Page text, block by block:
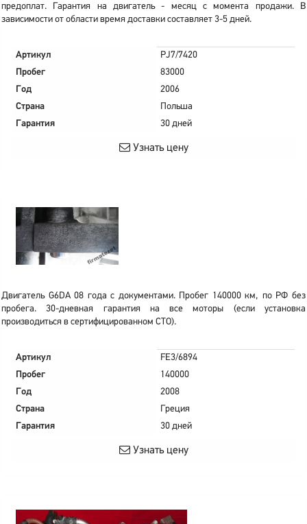
предоплат. Гарантия на двигатель - месяц с момента продажи. В
зависимости от области время доставки составляет 3-5 дней.
Артикул
PJ7/7420
Пробег
83000
Год
2006
Страна
Польша
Гарантия
30 дней
Узнать цену
Двигатель G6DA 08 года с документами. Пробег 140000 км, по РФ без
пробега. 30-дневная гарантия на все моторы (если установка
производиться в сертифицированном СТО).
Артикул
FE3/6894
Пробег
140000
Год
2008
Страна
Греция
Гарантия
30 дней
Узнать цену